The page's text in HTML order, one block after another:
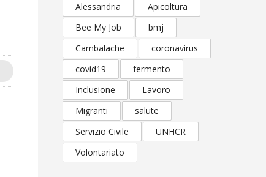
Alessandria
Apicoltura
Bee My Job
bmj
Cambalache
coronavirus
covid19
fermento
Inclusione
Lavoro
Migranti
salute
Servizio Civile
UNHCR
Volontariato